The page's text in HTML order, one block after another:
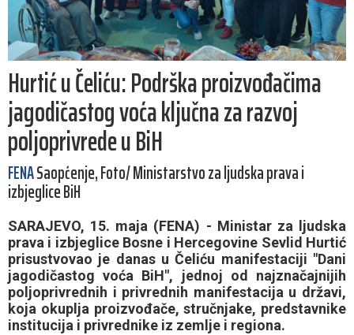
Hurtić u Čeliću: Podrška proizvođačima
jagodičastog voća ključna za razvoj
poljoprivrede u BiH
FENASaopćenje, Foto/ Ministarstvo za ljudska prava i
izbjeglice BiH
SARAJEVO, 15. maja (FENA) - Ministar za ljudska
prava i izbjeglice Bosne i Hercegovine Sevlid Hurtić
prisustvovao je danas u Čeliću manifestaciji "Dani
jagodičastog voća BiH", jednoj od najznačajnijih
poljoprivrednih i privrednih manifestacija u državi,
koja okuplja proizvođače, stručnjake, predstavnike
institucija i privrednike iz zemlje i regiona.